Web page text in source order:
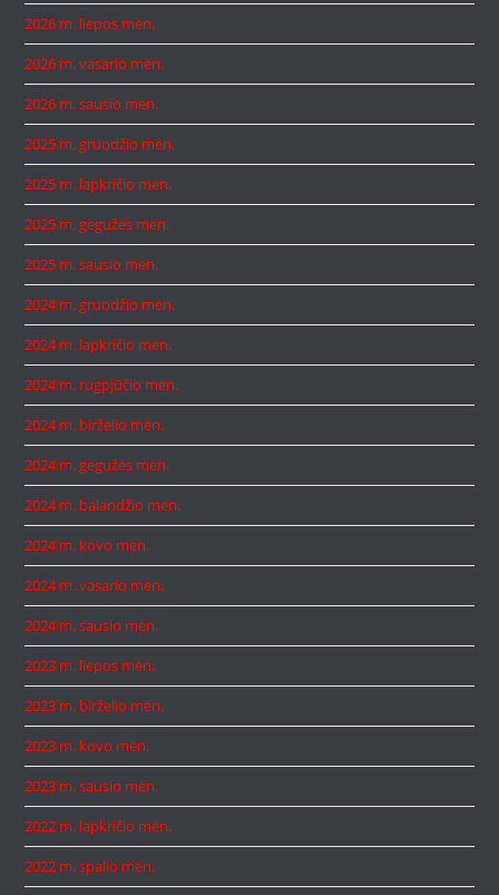
2026 m. liepos mėn.
2026 m. vasario mėn.
2026 m. sausio mėn.
2025 m. gruodžio mėn.
2025 m. lapkričio mėn.
2025 m. gegužės mėn.
2025 m. sausio mėn.
2024 m. gruodžio mėn.
2024 m. lapkričio mėn.
2024 m. rugpjūčio mėn.
2024 m. birželio mėn.
2024 m. gegužės mėn.
2024 m. balandžio mėn.
2024 m. kovo mėn.
2024 m. vasario mėn.
2024 m. sausio mėn.
2023 m. liepos mėn.
2023 m. birželio mėn.
2023 m. kovo mėn.
2023 m. sausio mėn.
2022 m. lapkričio mėn.
2022 m. spalio mėn.